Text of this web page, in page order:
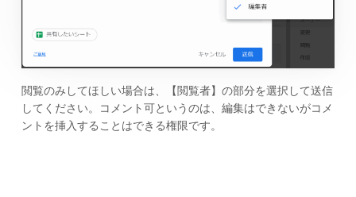
閲覧のみしてほしい場合は、【閲覧者】の部分を選択して送信
してください。コメント可というのは、編集はできないがコメ
ントを挿入することはできる権限です。